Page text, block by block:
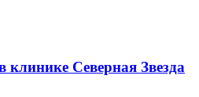
Северная Звезда